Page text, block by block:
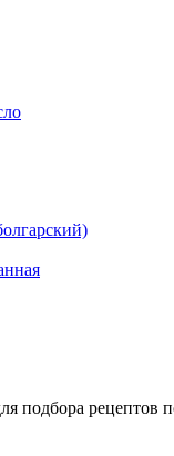
подбора рецептов